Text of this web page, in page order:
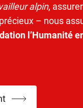
alpin,
– nous
l’Humanité